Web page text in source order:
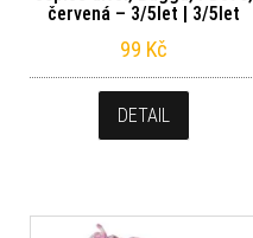
červená – 3/5let | 3/5let
99 Kč
DETAIL